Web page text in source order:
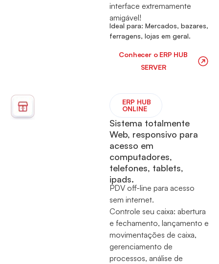
interface extremamente
amigável!
Ideal para: Mercados, bazares,
ferragens, lojas em geral.
Conhecer o ⁠ERP HUB
SERVER
ERP HUB
ONLINE
Sistema totalmente
Web, responsivo para
acesso em
computadores,
telefones, tablets,
ipads.
PDV off-line para acesso
sem internet.
Controle seu caixa: abertura
e fechamento, lançamento e
movimentações de caixa,
gerenciamento de
processos, análise de